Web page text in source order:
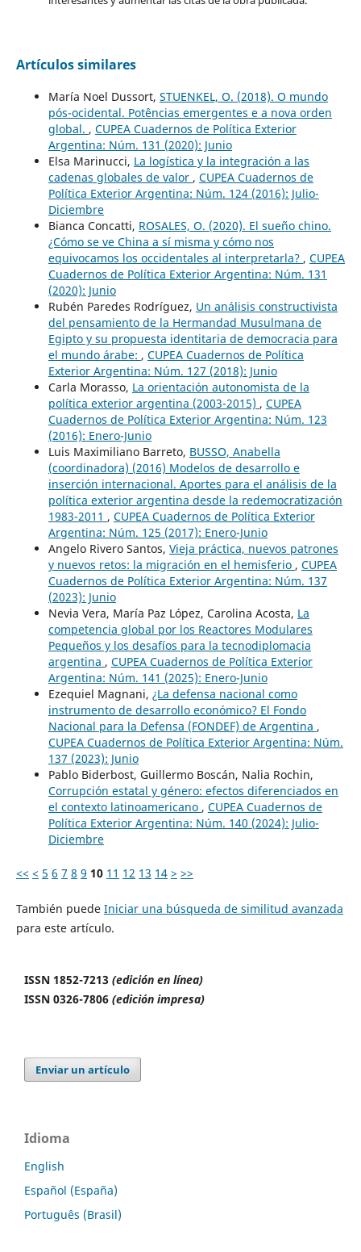
Artículos similares
María Noel Dussort, STUENKEL, O. (2018). O mundo
pós-ocidental. Potências emergentes e a nova orden
global. , CUPEA Cuadernos de Política Exterior
Argentina: Núm. 131 (2020): Junio
Elsa Marinucci, La logística y la integración a las
cadenas globales de valor , CUPEA Cuadernos de
Política Exterior Argentina: Núm. 124 (2016): Julio-
Diciembre
Bianca Concatti, ROSALES, O. (2020). El sueño chino.
¿Cómo se ve China a sí misma y cómo nos
equivocamos los occidentales al interpretarla? , CUPEA
Cuadernos de Política Exterior Argentina: Núm. 131
(2020): Junio
Rubén Paredes Rodríguez, Un análisis constructivista
del pensamiento de la Hermandad Musulmana de
Egipto y su propuesta identitaria de democracia para
el mundo árabe: , CUPEA Cuadernos de Política
Exterior Argentina: Núm. 127 (2018): Junio
Carla Morasso, La orientación autonomista de la
política exterior argentina (2003-2015) , CUPEA
Cuadernos de Política Exterior Argentina: Núm. 123
(2016): Enero-Junio
Luis Maximiliano Barreto, BUSSO, Anabella
(coordinadora) (2016) Modelos de desarrollo e
inserción internacional. Aportes para el análisis de la
política exterior argentina desde la redemocratización
1983-2011 , CUPEA Cuadernos de Política Exterior
Argentina: Núm. 125 (2017): Enero-Junio
Angelo Rivero Santos, Vieja práctica, nuevos patrones
y nuevos retos: la migración en el hemisferio , CUPEA
Cuadernos de Política Exterior Argentina: Núm. 137
(2023): Junio
Nevia Vera, María Paz López, Carolina Acosta, La
competencia global por los Reactores Modulares
Pequeños y los desafíos para la tecnodiplomacia
argentina , CUPEA Cuadernos de Política Exterior
Argentina: Núm. 141 (2025): Enero-Junio
Ezequiel Magnani, ¿La defensa nacional como
instrumento de desarrollo económico? El Fondo
Nacional para la Defensa (FONDEF) de Argentina ,
CUPEA Cuadernos de Política Exterior Argentina: Núm.
137 (2023): Junio
Pablo Biderbost, Guillermo Boscán, Nalia Rochin,
Corrupción estatal y género: efectos diferenciados en
el contexto latinoamericano , CUPEA Cuadernos de
Política Exterior Argentina: Núm. 140 (2024): Julio-
Diciembre
<< < 5 6 7 8 9 10 11 12 13 14 > >>
También puede Iniciar una búsqueda de similitud avanzada
para este artículo.
ISSN 1852-7213 (edición en línea)
ISSN 0326-7806 (edición impresa)
Enviar un artículo
Idioma
English
Español (España)
Português (Brasil)